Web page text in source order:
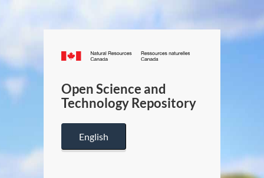
Canada.ca
/
Canada
Open Science and
Technology Repository
English